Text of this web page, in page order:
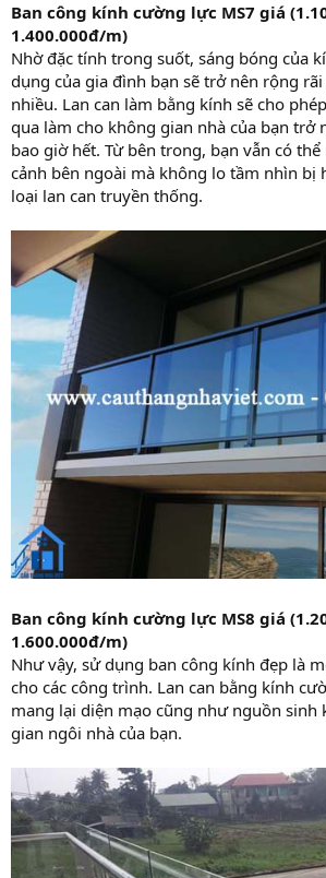
Ban công kính cường lực MS7 giá
1.400.000đ/m)
Nhờ đặc tính trong suốt, sáng bóng của
dụng của gia đình bạn sẽ trở nên rộng
nhiều. Lan can làm bằng kính sẽ cho
qua làm cho không gian nhà của bạn trở
bao giờ hết. Từ bên trong, bạn vẫn có
cảnh bên ngoài mà không lo tầm nhìn bị
loại lan can truyền thống.
Ban công kính cường lực MS8 giá
1.600.000đ/m)
Như vậy, sử dụng ban công kính đẹp là
cho các công trình. Lan can bằng kính
mang lại diện mạo cũng như nguồn sinh
gian ngôi nhà của bạn.